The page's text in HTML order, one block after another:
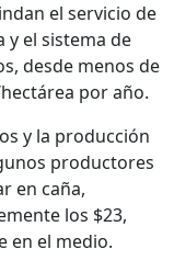
el servicio de
y el sistema de
desde menos de
por año.
y la producción
productores
en caña,
los $23,
en el medio.